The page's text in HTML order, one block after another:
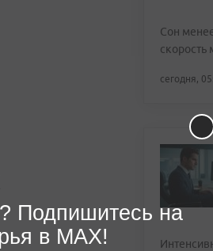
Сон
сегодня,
Подпишитесь на
в MAX!